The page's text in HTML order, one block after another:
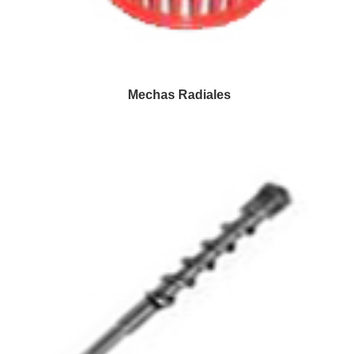
Mechas Radiales